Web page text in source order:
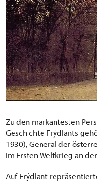
Zu den markantesten
Geschichte Frýdlants
1930), General der
im Ersten Weltkrieg an
Auf Frýdlant